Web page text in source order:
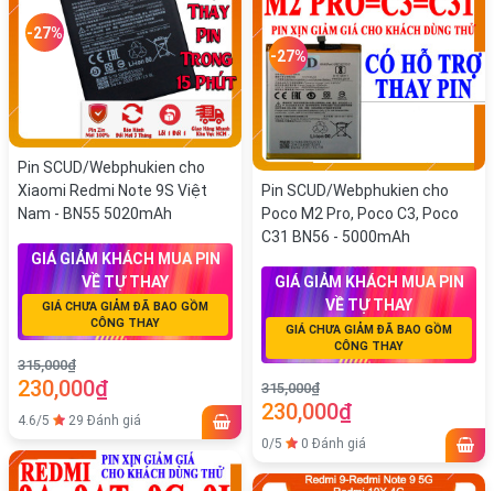
-27%
Pin SCUD/Webphukien cho
Xiaomi Redmi Note 9S Việt
Nam - BN55 5020mAh
GIÁ GIẢM KHÁCH MUA PIN
VỀ TỰ THAY
GIÁ CHƯA GIẢM ĐÃ BAO GỒM
CÔNG THAY
315,000₫
230,000₫
4.6/5 29 Đánh giá
-27%
Pin SCUD/Webphukien cho
Poco M2 Pro, Poco C3, Poco
C31 BN56 - 5000mAh
GIÁ GIẢM KHÁCH MUA PIN
VỀ TỰ THAY
GIÁ CHƯA GIẢM ĐÃ BAO GỒM
CÔNG THAY
315,000₫
230,000₫
0/5 0 Đánh giá